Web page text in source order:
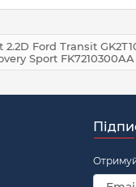
Ford Transit
Sport